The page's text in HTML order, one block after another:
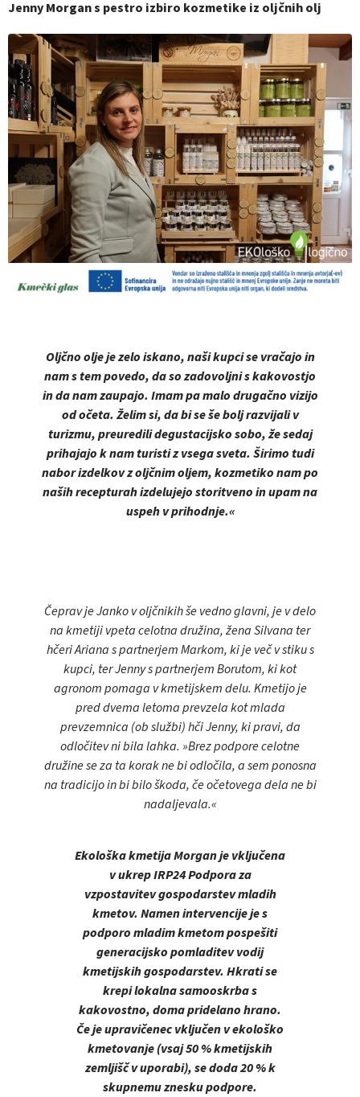
Jenny Morgan s pestro izbiro kozmetike iz oljčnih olj
Oljčno olje je zelo iskano, naši kupci se vračajo in
nam s tem povedo, da so zadovoljni s kakovostjo
in da nam zaupajo. Imam pa malo drugačno vizijo
od očeta. Želim si, da bi se še bolj razvijali v
turizmu, preuredili degustacijsko sobo, že sedaj
prihajajo k nam turisti z vsega sveta. Širimo tudi
nabor izdelkov z oljčnim oljem, kozmetiko nam po
naših recepturah izdelujejo storitveno in upam na
uspeh v prihodnje.«
Čeprav je Janko v oljčnikih še vedno glavni, je v delo
na kmetiji vpeta celotna družina, žena Silvana ter
hčeri Ariana s partnerjem Markom, ki je več v stiku s
kupci, ter Jenny s partnerjem Borutom, ki kot
agronom pomaga v kmetijskem delu. Kmetijo je
pred dvema letoma prevzela kot mlada
prevzemnica (ob službi) hči Jenny, ki pravi, da
odločitev ni bila lahka. »Brez podpore celotne
družine se za ta korak ne bi odločila, a sem ponosna
na tradicijo in bi bilo škoda, če očetovega dela ne bi
nadaljevala.«
Ekološka kmetija Morgan je vključena
v ukrep IRP24 Podpora za
vzpostavitev gospodarstev mladih
kmetov. Namen intervencije je s
podporo mladim kmetom pospešiti
generacijsko pomladitev vodij
kmetijskih gospodarstev. Hkrati se
krepi lokalna samooskrba s
kakovostno, doma pridelano hrano.
Če je upravičenec vključen v ekološko
kmetovanje (vsaj 50 % kmetijskih
zemljišč v uporabi), se doda 20 % k
skupnemu znesku podpore.